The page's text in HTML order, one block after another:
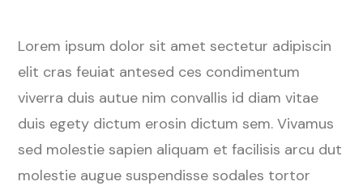
Lorem ipsum dolor sit amet sectetur adipiscin
elit cras feuiat antesed ces condimentum
viverra duis autue nim convallis id diam vitae
duis egety dictum erosin dictum sem. Vivamus
sed molestie sapien aliquam et facilisis arcu dut
molestie augue suspendisse sodales tortor